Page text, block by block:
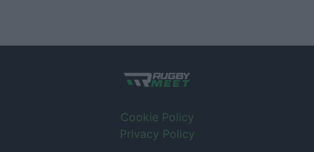
Cookie Policy
Privacy Policy